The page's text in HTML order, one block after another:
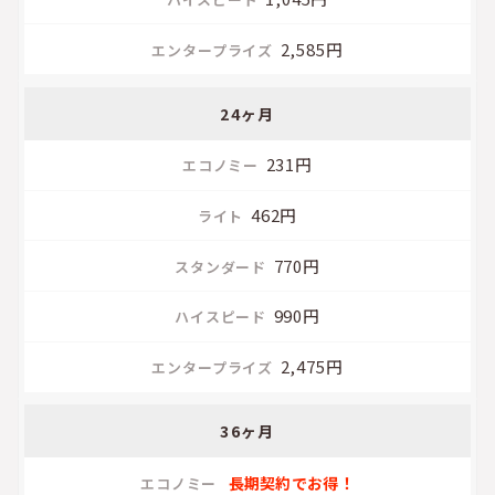
2,585円
24ヶ月
231円
462円
770円
990円
2,475円
36ヶ月
長期契約でお得！